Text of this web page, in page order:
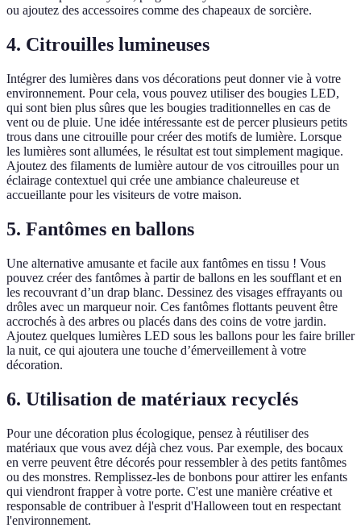
ou ajoutez des accessoires comme des chapeaux de sorcière.
4. Citrouilles lumineuses
Intégrer des lumières dans vos décorations peut donner vie à votre
environnement. Pour cela, vous pouvez utiliser des bougies LED,
qui sont bien plus sûres que les bougies traditionnelles en cas de
vent ou de pluie. Une idée intéressante est de percer plusieurs petits
trous dans une citrouille pour créer des motifs de lumière. Lorsque
les lumières sont allumées, le résultat est tout simplement magique.
Ajoutez des filaments de lumière autour de vos citrouilles pour un
éclairage contextuel qui crée une ambiance chaleureuse et
accueillante pour les visiteurs de votre maison.
5. Fantômes en ballons
Une alternative amusante et facile aux fantômes en tissu ! Vous
pouvez créer des fantômes à partir de ballons en les soufflant et en
les recouvrant d’un drap blanc. Dessinez des visages effrayants ou
drôles avec un marqueur noir. Ces fantômes flottants peuvent être
accrochés à des arbres ou placés dans des coins de votre jardin.
Ajoutez quelques lumières LED sous les ballons pour les faire briller
la nuit, ce qui ajoutera une touche d’émerveillement à votre
décoration.
6. Utilisation de matériaux recyclés
Pour une décoration plus écologique, pensez à réutiliser des
matériaux que vous avez déjà chez vous. Par exemple, des bocaux
en verre peuvent être décorés pour ressembler à des petits fantômes
ou des monstres. Remplissez-les de bonbons pour attirer les enfants
qui viendront frapper à votre porte. C'est une manière créative et
responsable de contribuer à l'esprit d'Halloween tout en respectant
l'environnement.